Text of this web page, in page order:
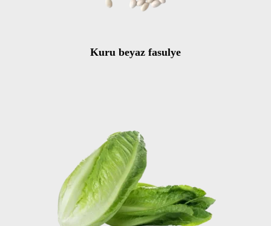
Kuru beyaz fasulye